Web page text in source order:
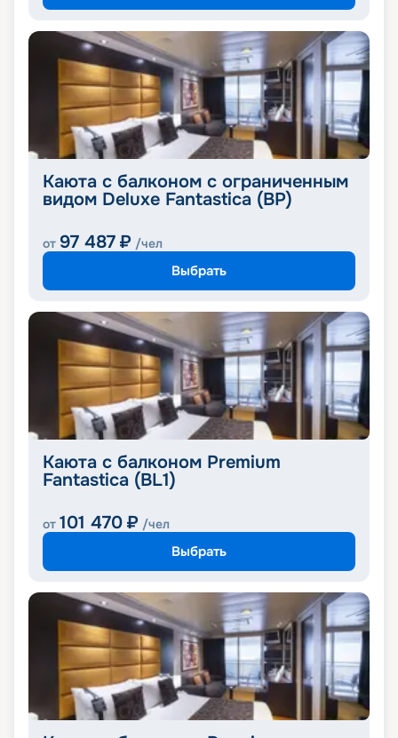
Каюта с балконом с ограниченным
видом Deluxe Fantastica (BP)
от 97 487 ₽ /чел
Выбрать
Каюта с балконом Premium
Fantastica (BL1)
от 101 470 ₽ /чел
Выбрать